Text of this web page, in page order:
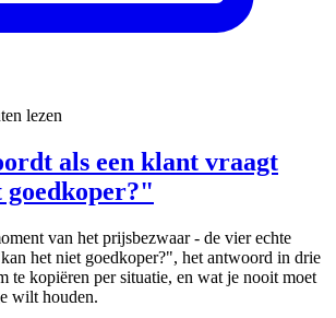
lezen
als een klant vraagt
van het prijsbezwaar - de vier echte
het niet goedkoper?", het antwoord in drie
te kopiëren per situatie, en wat je nooit moet
wilt houden.